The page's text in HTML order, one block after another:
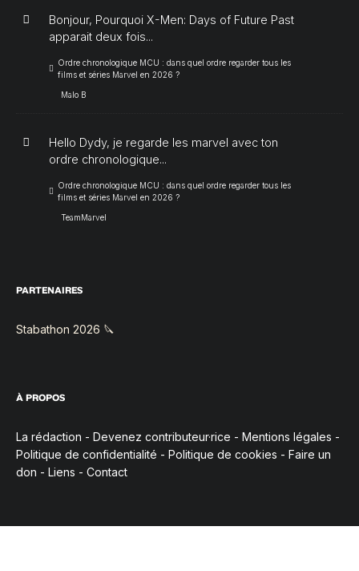
Bonjour, Pourquoi X-Men: Days of Future Past
apparait deux fois...
Ordre chronologique MCU : dans quel ordre regarder tous les
films et séries Marvel en 2026 ?
Malo B
Hello Dydy, je regarde les marvel avec ton
ordre chronologique...
Ordre chronologique MCU : dans quel ordre regarder tous les
films et séries Marvel en 2026 ?
TeamMarvel
PARTENAIRES
Stabathon 2026 🔪
À PROPOS
La rédaction - Devenez contributeur·rice - Mentions légales -
Politique de confidentialité - Politique de cookies - Faire un
don - Liens - Contact